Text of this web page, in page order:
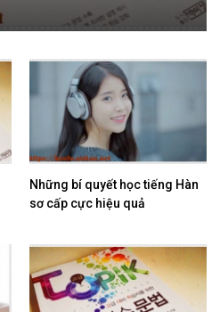
Những bí quyết học tiếng Hàn
sơ cấp cực hiệu quả